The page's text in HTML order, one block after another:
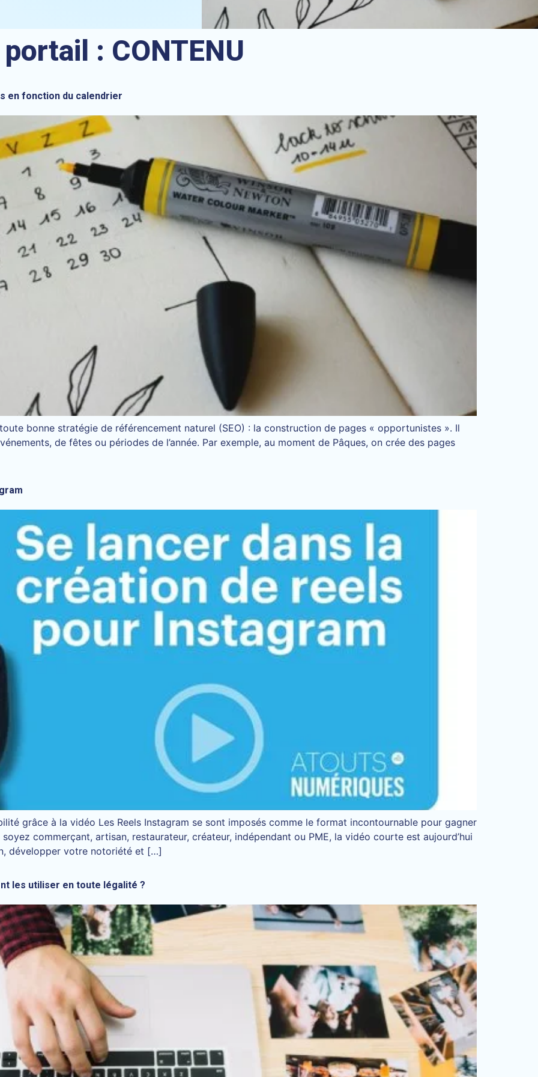
: CONTENU
en fonction du calendrier
bonne stratégie de référencement naturel (SEO) : la construction de pages « opportunistes ». Il
de fêtes ou périodes de l’année. Par exemple, au moment de Pâques, on crée des pages
grâce à la vidéo Les Reels Instagram se sont imposés comme le format incontournable pour gagner
commerçant, artisan, restaurateur, créateur, indépendant ou PME, la vidéo courte est aujourd’hui
développer votre notoriété et […]
les utiliser en toute légalité ?